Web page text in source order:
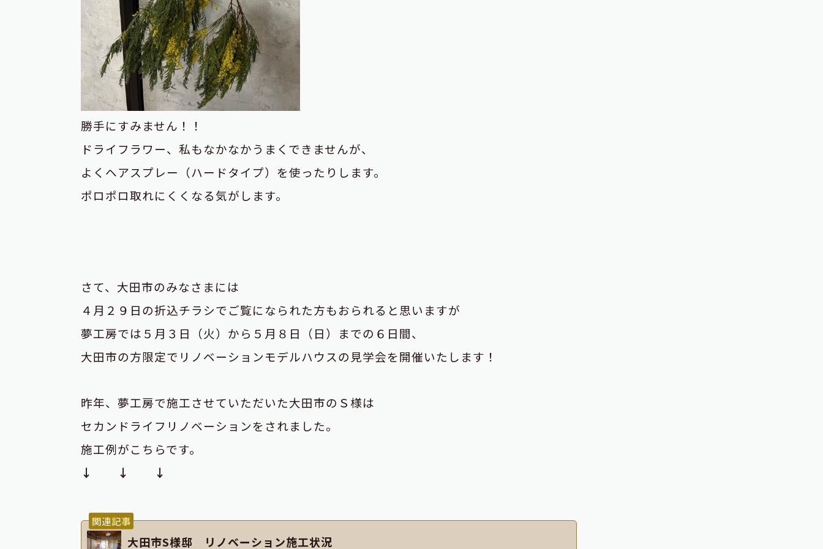
勝手にすみません！！
ドライフラワー、私もなかなかうまくできませんが、
よくヘアスプレー（ハードタイプ）を使ったりします。
ポロポロ取れにくくなる気がします。
さて、大田市のみなさまには
４月２９日の折込チラシでご覧になられた方もおられると思いますが
夢工房では５月３日（火）から５月８日（日）までの６日間、
大田市の方限定でリノベーションモデルハウスの見学会を開催いたします！
昨年、夢工房で施工させていただいた大田市のＳ様は
セカンドライフリノベーションをされました。
施工例がこちらです。
↓ ↓ ↓
関連記事
大田市S様邸 リノベーション施工状況